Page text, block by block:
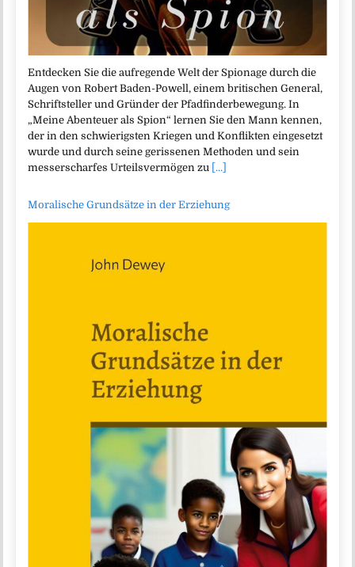
Entdecken Sie die aufregende Welt der Spionage durch die
Augen von Robert Baden-Powell, einem britischen General,
Schriftsteller und Gründer der Pfadfinderbewegung. In
„Meine Abenteuer als Spion“ lernen Sie den Mann kennen,
der in den schwierigsten Kriegen und Konflikten eingesetzt
wurde und durch seine gerissenen Methoden und sein
messerscharfes Urteilsvermögen zu [...]
Moralische Grundsätze in der Erziehung